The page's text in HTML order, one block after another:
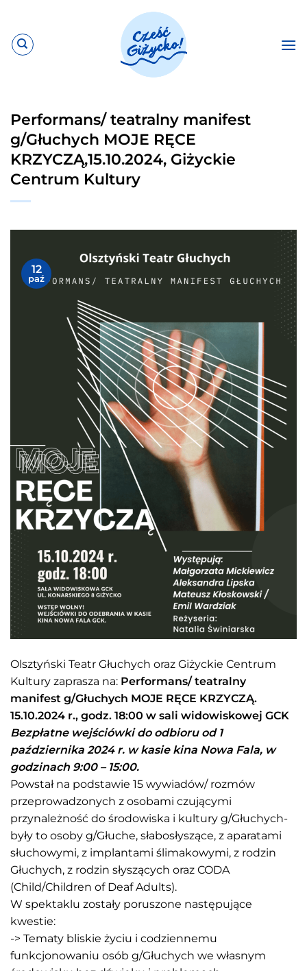
zawartości
Performans/ teatralny manifest
g/Głuchych MOJE RĘCE
KRZYCZĄ,15.10.2024, Giżyckie
Centrum Kultury
12
paź
Olsztyński Teatr Głuchych oraz Giżyckie Centrum
Kultury zaprasza na: Performans/ teatralny
manifest g/Głuchych MOJE RĘCE KRZYCZĄ.
15.10.2024 r., godz. 18:00 w sali widowiskowej GCK
Bezpłatne wejściówki do odbioru od 1
października 2024 r. w kasie kina Nowa Fala, w
godzinach 9:00 – 15:00.
Powstał na podstawie 15 wywiadów/ rozmów
przeprowadzonych z osobami czującymi
przynależność do środowiska i kultury g/Głuchych-
były to osoby g/Głuche, słabosłyszące, z aparatami
słuchowymi, z implantami ślimakowymi, z rodzin
Głuchych, z rodzin słyszących oraz CODA
(Child/Children of Deaf Adults).
W spektaklu zostały poruszone następujące
kwestie:
-> Tematy bliskie życiu i codziennemu
funkcjonowaniu osób g/Głuchych we własnym